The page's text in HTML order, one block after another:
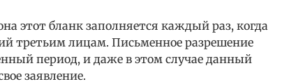
этот бланк заполняется каждый раз, когда
третьим лицам. Письменное разрешение
период, и даже в этом случае данный
заявление.